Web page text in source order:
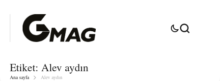
Etiket: Alev aydın
Ana sayfa Alev aydın